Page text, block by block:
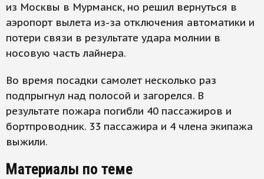
из Москвы в Мурманск, но решил вернуться в
аэропорт вылета из-за отключения автоматики и
потери связи в результате удара молнии в
носовую часть лайнера.
Во время посадки самолет несколько раз
подпрыгнул над полосой и загорелся. В
результате пожара погибли 40 пассажиров и
бортпроводник. 33 пассажира и 4 члена экипажа
выжили.
Материалы по теме